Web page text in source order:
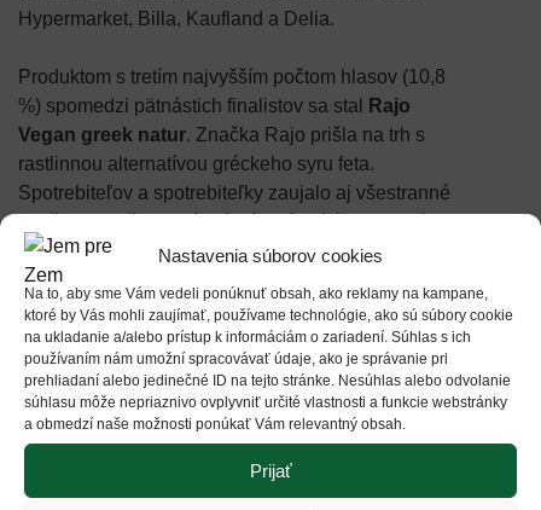
Nastavenia súborov cookies
Na to, aby sme Vám vedeli ponúknuť obsah, ako reklamy na kampane,
ktoré by Vás mohli zaujímať, používame technológie, ako sú súbory cookie
na ukladanie a/alebo prístup k informáciám o zariadení. Súhlas s ich
používaním nám umožní spracovávať údaje, ako je správanie pri
prehliadaní alebo jedinečné ID na tejto stránke. Nesúhlas alebo odvolanie
súhlasu môže nepriaznivo ovplyvniť určité vlastnosti a funkcie webstránky
a obmedzí naše možnosti ponúkať Vám relevantný obsah.
Prijať
Hypermarket, Billa, Kaufland a Delia.
Produktom s tretím najvyšším počtom hlasov (10,8
%) spomedzi pätnástich finalistov sa stal
Rajo
Vegan greek natur. Značka Rajo prišla na trh s
rastlinnou alternatívou gréckeho syru feta.
Spotrebiteľov a spotrebiteľky zaujalo aj všestranné
Túto novinku nájdete vo všetkých reťazcoch.
Srdečne blahoželáme všetkým oceneným
produktom!
Tento rok bolo rozhodovanie obzvlášť náročné a
pätnásť súťažiacich produktov